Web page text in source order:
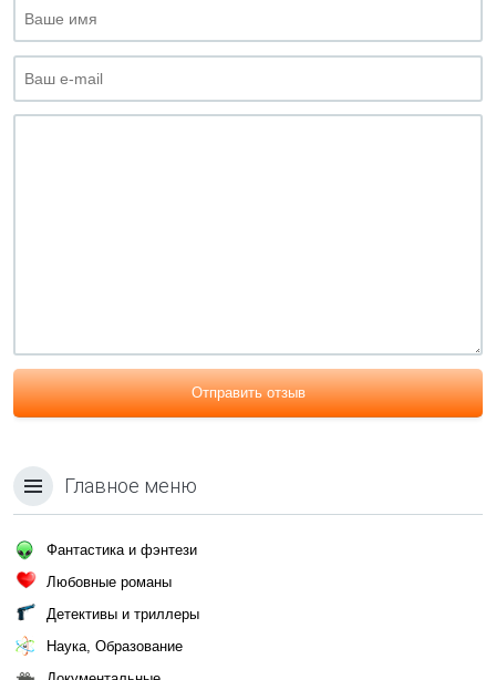
Отправить отзыв
Главное меню
Фантастика и фэнтези
Любовные романы
Детективы и триллеры
Наука, Образование